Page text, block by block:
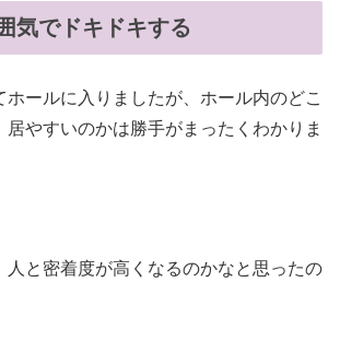
気でドキドキする
ホールに入りましたが、ホール内のどこ
居やすいのかは勝手がまったくわかりま
人と密着度が高くなるのかなと思ったの